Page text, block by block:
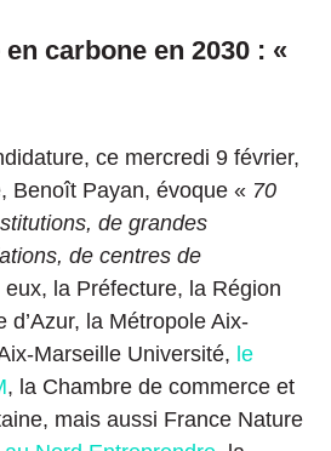
carbone en 2030 : «
ce mercredi 9 février,
Benoît Payan, évoque « 70
de grandes
de centres de
eux, la Préfecture, la Région
d’Azur, la Métropole Aix-
Marseille Université, le
, la Chambre de commerce et
mais aussi France Nature